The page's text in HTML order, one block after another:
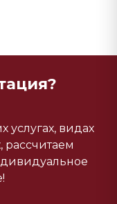
видах
рассчитаем